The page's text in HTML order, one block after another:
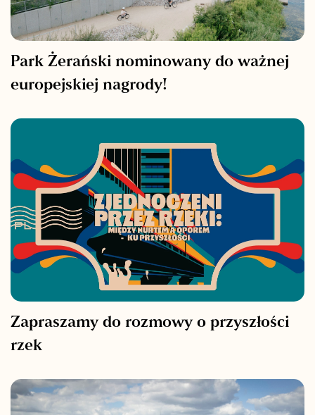
Park Żerański nominowany do ważnej
europejskiej nagrody!
Zapraszamy do rozmowy o przyszłości
rzek